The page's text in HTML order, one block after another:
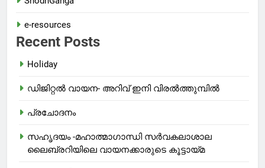
e-resources
Recent Posts
Holiday
ഡിജിറ്റൽ വായന- അറിവ് ഇനി വിരൽത്തുമ്പിൽ
പ്രചോദനം
സഹൃദയം -മഹാത്മാഗാന്ധി സർവകലാശാല
ലൈബ്രറിയിലെ വായനക്കാരുടെ കൂട്ടായ്മ